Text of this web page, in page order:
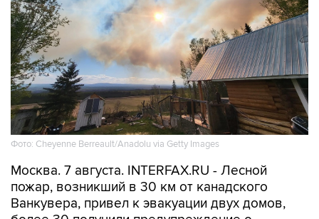
Фото: Cheyenne Berreault/Anadolu via Getty Images
Москва. 7 августа. INTERFAX.RU - Лесной
пожар, возникший в 30 км от канадского
Ванкувера, привел к эвакуации двух домов,